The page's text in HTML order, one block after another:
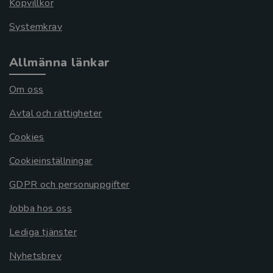
Köpvillkor
Systemkrav
Allmänna länkar
Om oss
Avtal och rättigheter
Cookies
Cookieinställningar
GDPR och personuppgifter
Jobba hos oss
Lediga tjänster
Nyhetsbrev